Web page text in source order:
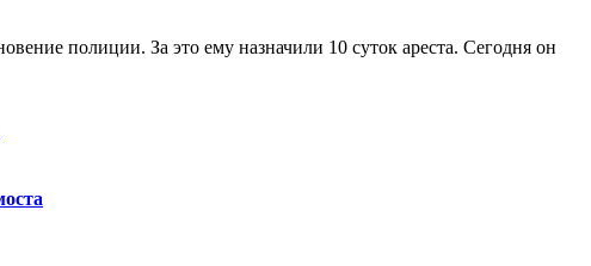
полиции. За это ему назначили 10 суток ареста. Сегодня он